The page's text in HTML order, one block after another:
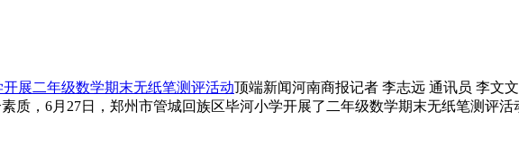
展二年级数学期末无纸笔测评活动顶端新闻河南商报记者 李志远 通讯员 李文
质，6月27日，郑州市管城回族区毕河小学开展了二年级数学期末无纸笔测评